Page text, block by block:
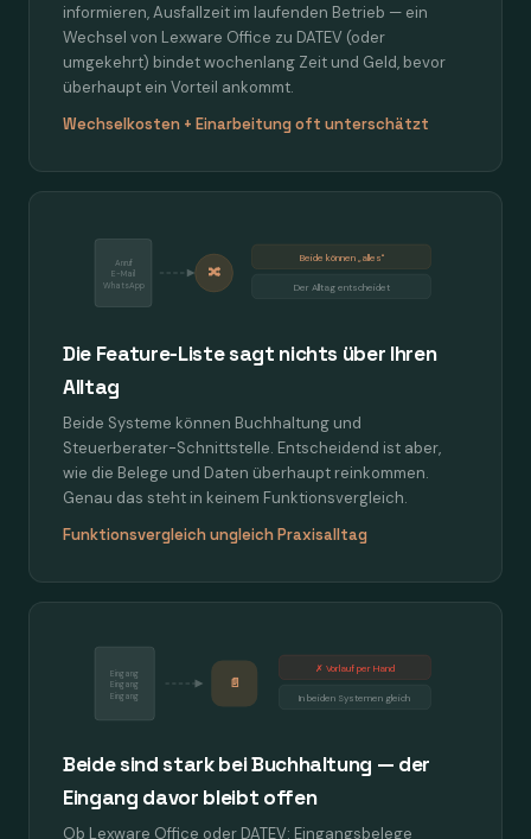
informieren, Ausfallzeit im laufenden Betrieb — ein
Wechsel von Lexware Office zu DATEV (oder
umgekehrt) bindet wochenlang Zeit und Geld, bevor
überhaupt ein Vorteil ankommt.
Wechselkosten + Einarbeitung oft unterschätzt
Anruf
E-Mail
WhatsApp
🔀
Beide können „alles"
Der Alltag entscheidet
Die Feature-Liste sagt nichts über Ihren
Alltag
Beide Systeme können Buchhaltung und
Steuerberater-Schnittstelle. Entscheidend ist aber,
wie die Belege und Daten überhaupt reinkommen.
Genau das steht in keinem Funktionsvergleich.
Funktionsvergleich ungleich Praxisalltag
Eingang
Eingang
Eingang
📄
✗ Vorlauf per Hand
In beiden Systemen gleich
Beide sind stark bei Buchhaltung — der
Eingang davor bleibt offen
Ob Lexware Office oder DATEV: Eingangsbelege